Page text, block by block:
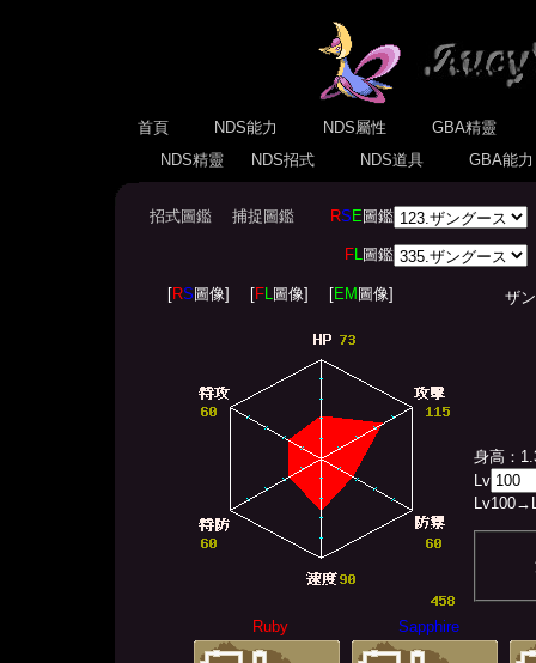
首頁 NDS能力 NDS屬性
GBA精靈
NDS精靈
NDS招式 NDS道具 GBA能
招式圖鑑 捕捉圖鑑 RS E圖鑑
FL圖鑑
[RS 圖像] [FL圖像] [EM 圖像] ザン
身高：
Lv
Lv100
Ruby Sapphire